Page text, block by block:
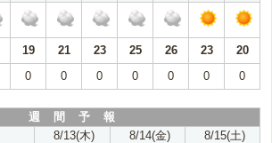
19 21 23 25 26 23
20
0 0 0 0 0 0 0
週 間 予 報
8/13(木) 8/14(金) 8/15(土)